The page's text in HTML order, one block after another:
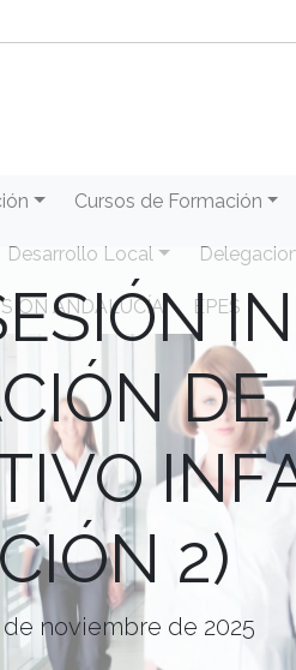
Cursos de Formación
Desarrollo Local
ANDALUCÍA EPES
DE
2)
noviembre de 2025